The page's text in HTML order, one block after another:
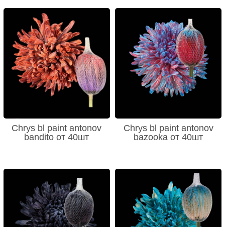
Chrys bl paint antonov
bandito от 40шт
Chrys bl paint antonov
bazooka от 40шт